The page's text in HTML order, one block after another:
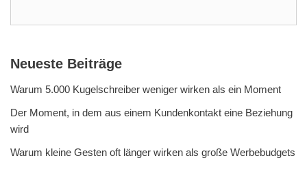
Neueste Beiträge
Warum 5.000 Kugelschreiber weniger wirken als ein Moment
Der Moment, in dem aus einem Kundenkontakt eine Beziehung
wird
Warum kleine Gesten oft länger wirken als große Werbebudgets